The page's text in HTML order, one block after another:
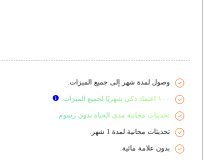
وصول لمدة شهر إلى جميع الميزات.
١٠٠ اعتماد ذكي شهريًا لجميع الميزات.
تحديثات مجانية مدى الحياة بدون رسوم.
تحديثات مجانية لمدة 1 شهر.
بدون علامة مائية.